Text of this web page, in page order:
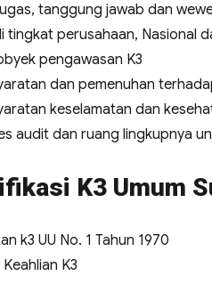
tanggung jawab dan
tingkat perusahaan, Nasional
pengawasan K3
dan pemenuhan
keselamatan dan
audit dan ruang lingkupnya
K3 Umum
k3 UU No. 1 Tahun 1970
K3